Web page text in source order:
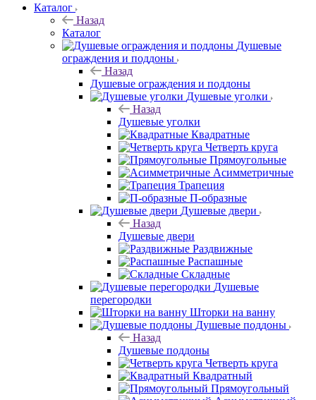
Каталог
Назад
Каталог
Душевые
ограждения и поддоны
Назад
Душевые ограждения и поддоны
Душевые уголки
Назад
Душевые уголки
Квадратные
Четверть круга
Прямоугольные
Асимметричные
Трапеция
П-образные
Душевые двери
Назад
Душевые двери
Раздвижные
Распашные
Складные
Душевые
перегородки
Шторки на ванну
Душевые поддоны
Назад
Душевые поддоны
Четверть круга
Квадратный
Прямоугольный